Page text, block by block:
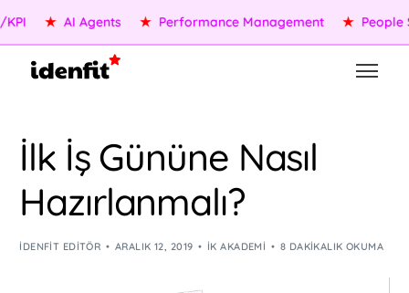
★ AI Agents ★ Performance Management ★ People
İlk İş Gününe Nasıl
Hazırlanmalı?
IDENFIT EDITÖR ARALIK 12, 2019 İK AKADEMI 8 DAKIKALIK OKUMA